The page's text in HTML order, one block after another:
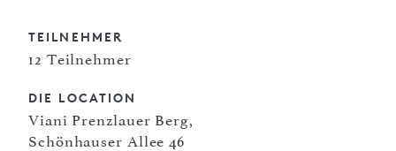
TEILNEHMER
12 Teilnehmer
DIE LOCATION
Viani Prenzlauer Berg,
Schönhauser Allee 46